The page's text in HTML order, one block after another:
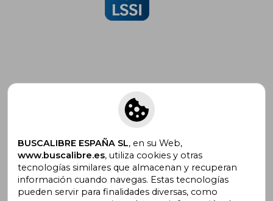
Suscríbete para recibir ofertas y
promociones
¿Necesitas ayuda?
BUSCALIBRE ESPAÑA SL, en su Web,
www.buscalibre.es, utiliza cookies y otras
tecnologías similares que almacenan y recuperan
información cuando navegas. Estas tecnologías
pueden servir para finalidades diversas, como